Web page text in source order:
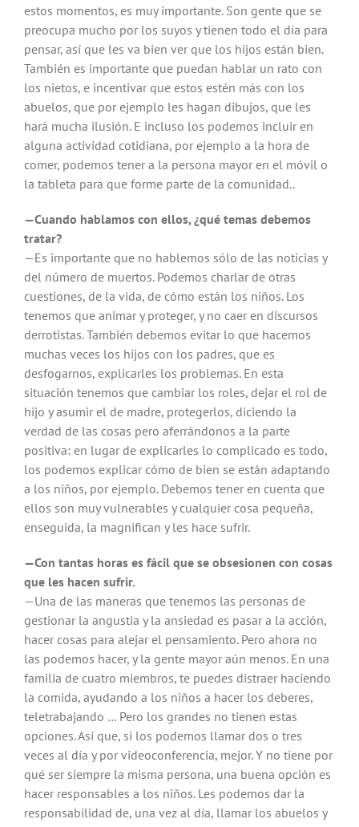
estos momentos, es muy importante. Son gente que se
preocupa mucho por los suyos y tienen todo el día para
pensar, así que les va bien ver que los hijos están bien.
También es importante que puedan hablar un rato con
los nietos, e incentivar que estos estén más con los
abuelos, que por ejemplo les hagan dibujos, que les
hará mucha ilusión. E incluso los podemos incluir en
alguna actividad cotidiana, por ejemplo a la hora de
comer, podemos tener a la persona mayor en el móvil o
la tableta para que forme parte de la comunidad..
—Cuando hablamos con ellos, ¿qué temas debemos
tratar?
—Es importante que no hablemos sólo de las noticias y
del número de muertos. Podemos charlar de otras
cuestiones, de la vida, de cómo están los niños. Los
tenemos que animar y proteger, y no caer en discursos
derrotistas. También debemos evitar lo que hacemos
muchas veces los hijos con los padres, que es
desfogarnos, explicarles los problemas. En esta
situación tenemos que cambiar los roles, dejar el rol de
hijo y asumir el de madre, protegerlos, diciendo la
verdad de las cosas pero aferrándonos a la parte
positiva: en lugar de explicarles lo complicado es todo,
los podemos explicar cómo de bien se están adaptando
a los niños, por ejemplo. Debemos tener en cuenta que
ellos son muy vulnerables y cualquier cosa pequeña,
enseguida, la magnifican y les hace sufrir.
—Con tantas horas es fácil que se obsesionen con cosas
que les hacen sufrir.
—Una de las maneras que tenemos las personas de
gestionar la angustia y la ansiedad es pasar a la acción,
hacer cosas para alejar el pensamiento. Pero ahora no
las podemos hacer, y la gente mayor aún menos. En una
familia de cuatro miembros, te puedes distraer haciendo
la comida, ayudando a los niños a hacer los deberes,
teletrabajando … Pero los grandes no tienen estas
opciones. Así que, si los podemos llamar dos o tres
veces al día y por videoconferencia, mejor. Y no tiene por
qué ser siempre la misma persona, una buena opción es
hacer responsables a los niños. Les podemos dar la
responsabilidad de, una vez al día, llamar los abuelos y